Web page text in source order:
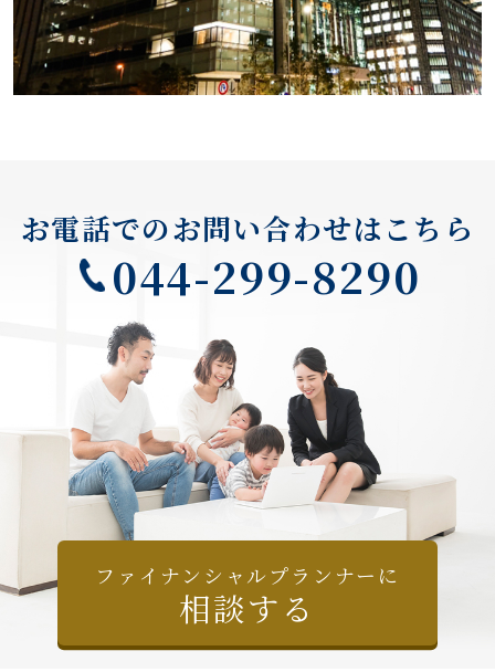
お電話でのお問い合わせはこちら
044-299-8290
ファイナンシャルプランナーに
相談する